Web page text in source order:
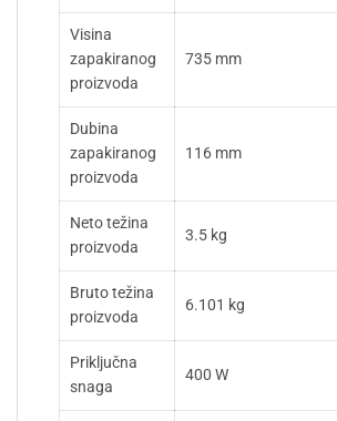
Visina
zapakiranog
proizvoda
735 mm
Dubina
zapakiranog
proizvoda
116 mm
Neto težina
proizvoda
3.5 kg
Bruto težina
proizvoda
6.101 kg
Priključna
snaga
400 W